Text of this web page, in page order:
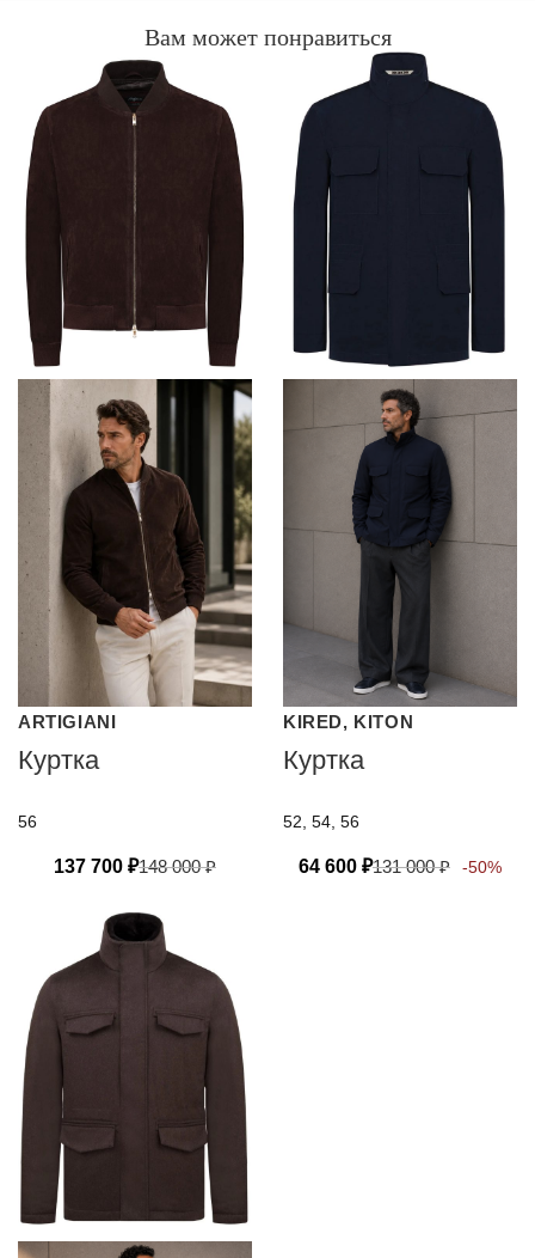
Вам может понравиться
ARTIGIANI
Куртка
56
148 000₽
137 700 ₽
KIRED, KITON
Куртка
52, 54, 56
64 600 ₽131 000₽ -50%